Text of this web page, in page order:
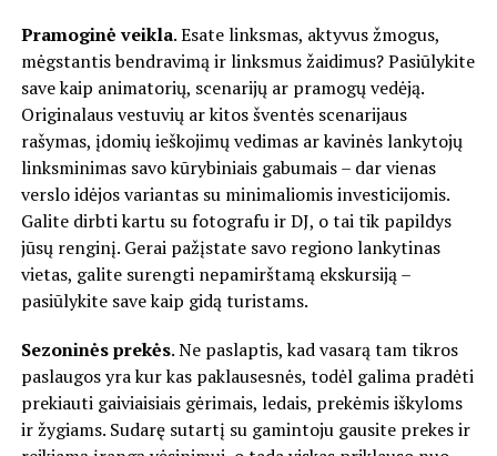
Pramoginė veikla. Esate linksmas, aktyvus žmogus,
mėgstantis bendravimą ir linksmus žaidimus? Pasiūlykite
save kaip animatorių, scenarijų ar pramogų vedėją.
Originalaus vestuvių ar kitos šventės scenarijaus
rašymas, įdomių ieškojimų vedimas ar kavinės lankytojų
linksminimas savo kūrybiniais gabumais – dar vienas
verslo idėjos variantas su minimaliomis investicijomis.
Galite dirbti kartu su fotografu ir DJ, o tai tik papildys
jūsų renginį. Gerai pažįstate savo regiono lankytinas
vietas, galite surengti nepamirštamą ekskursiją –
pasiūlykite save kaip gidą turistams.
Sezoninės prekės. Ne paslaptis, kad vasarą tam tikros
paslaugos yra kur kas paklausesnės, todėl galima pradėti
prekiauti gaiviaisiais gėrimais, ledais, prekėmis iškyloms
ir žygiams. Sudarę sutartį su gamintoju gausite prekes ir